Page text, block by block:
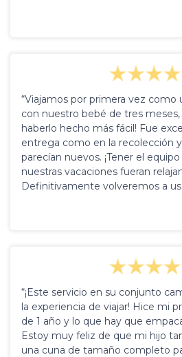
“Viajamos por primera vez como
con nuestro bebé de tres meses,
haberlo hecho más fácil! Fue
entrega como en la recolección
parecían nuevos. ¡Tener el
nuestras vacaciones fueran
Definitivamente volveremos a
“¡Este servicio en su conjunto
la experiencia de viajar! Hice mi
de 1 año y lo que hay que
Estoy muy feliz de que mi hijo
una cuna de tamaño completo